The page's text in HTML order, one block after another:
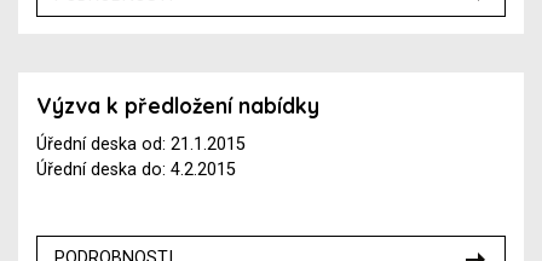
Výzva k předložení nabídky
Úřední deska od: 21.1.2015
Úřední deska do: 4.2.2015